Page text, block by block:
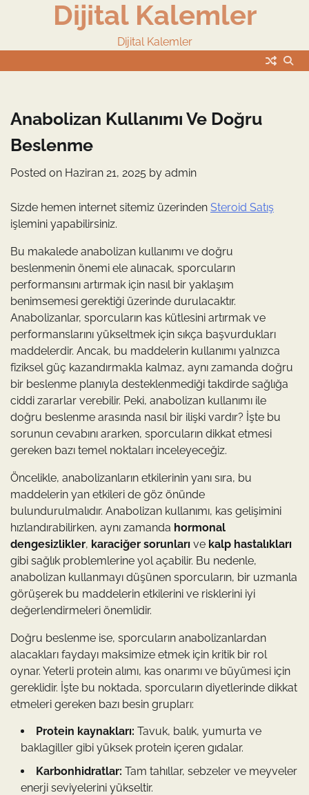
Dijital Kalemler
Dijital Kalemler
Anabolizan Kullanımı Ve Doğru
Beslenme
Posted on Haziran 21, 2025 by admin
Sizde hemen internet sitemiz üzerinden Steroid Satış
işlemini yapabilirsiniz.
Bu makalede anabolizan kullanımı ve doğru
beslenmenin önemi ele alınacak, sporcuların
performansını artırmak için nasıl bir yaklaşım
benimsemesi gerektiği üzerinde durulacaktır.
Anabolizanlar, sporcuların kas kütlesini artırmak ve
performanslarını yükseltmek için sıkça başvurdukları
maddelerdir. Ancak, bu maddelerin kullanımı yalnızca
fiziksel güç kazandırmakla kalmaz, aynı zamanda doğru
bir beslenme planıyla desteklenmediği takdirde sağlığa
ciddi zararlar verebilir. Peki, anabolizan kullanımı ile
doğru beslenme arasında nasıl bir ilişki vardır? İşte bu
sorunun cevabını ararken, sporcuların dikkat etmesi
gereken bazı temel noktaları inceleyeceğiz.
Öncelikle, anabolizanların etkilerinin yanı sıra, bu
maddelerin yan etkileri de göz önünde
bulundurulmalıdır. Anabolizan kullanımı, kas gelişimini
hızlandırabilirken, aynı zamanda hormonal
dengesizlikler, karaciğer sorunları ve kalp hastalıkları
gibi sağlık problemlerine yol açabilir. Bu nedenle,
anabolizan kullanmayı düşünen sporcuların, bir uzmanla
görüşerek bu maddelerin etkilerini ve risklerini iyi
değerlendirmeleri önemlidir.
Doğru beslenme ise, sporcuların anabolizanlardan
alacakları faydayı maksimize etmek için kritik bir rol
oynar. Yeterli protein alımı, kas onarımı ve büyümesi için
gereklidir. İşte bu noktada, sporcuların diyetlerinde dikkat
etmeleri gereken bazı besin grupları:
Protein kaynakları: Tavuk, balık, yumurta ve
baklagiller gibi yüksek protein içeren gıdalar.
Karbonhidratlar: Tam tahıllar, sebzeler ve meyveler
enerji seviyelerini yükseltir.